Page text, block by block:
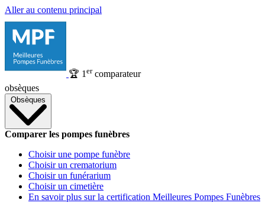
Aller au contenu principal
🏆 1 ercomparateur
obsèques
Obsèques
Comparer les pompes funèbres
Choisir une pompe funèbre
Choisir un crematorium
Choisir un funérarium
Choisir un cimetière
En savoir plus sur la certification Meilleures Pompes Funèbres